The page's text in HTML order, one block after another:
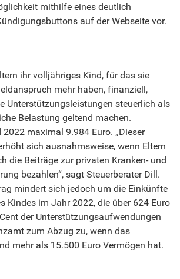
mithilfe eines deutlich
auf der Webseite vor.
ihr volljähriges Kind, für das sie
mehr haben, finanziell,
Unterstützungsleistungen steuerlich als
Belastung geltend machen.
maximal 9.984 Euro. „Dieser
sich ausnahmsweise, wenn Eltern
die Beiträge zur privaten Kranken- und
bezahlen“, sagt Steuerberater Dill.
mindert sich jedoch um die Einkünfte
Kindes im Jahr 2022, die über 624 Euro
der Unterstützungsaufwendungen
zum Abzug zu, wenn das
mehr als 15.500 Euro Vermögen hat.